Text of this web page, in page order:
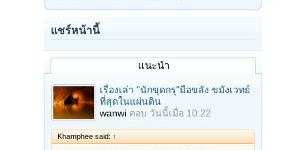
แชร์หน้านี้
แนะนำ
เรื่องเล่า "นักขุดกรุ"มือขลัง ขมังเวทย์
ที่สุดในแผ่นดิน
wanwi ตอบ วันนี้เมื่อ 10:22
Khamphee said: ↑